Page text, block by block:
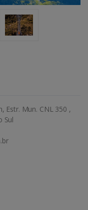
Estr. Mun. CNL 350 ,
Sul